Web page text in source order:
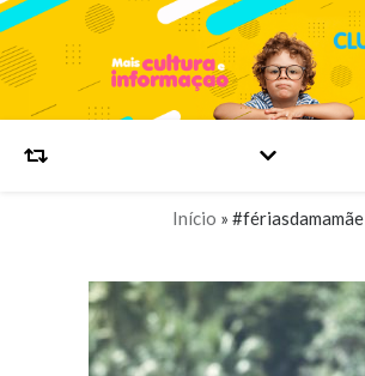
Início » #fériasdamamãe